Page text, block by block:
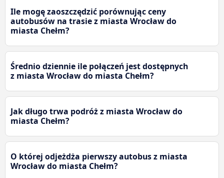
Ile mogę zaoszczędzić porównując ceny
autobusów na trasie z miasta Wrocław do
miasta Chełm?
Średnio dziennie ile połączeń jest dostępnych
z miasta Wrocław do miasta Chełm?
Jak długo trwa podróż z miasta Wrocław do
miasta Chełm?
O której odjeżdża pierwszy autobus z miasta
Wrocław do miasta Chełm?